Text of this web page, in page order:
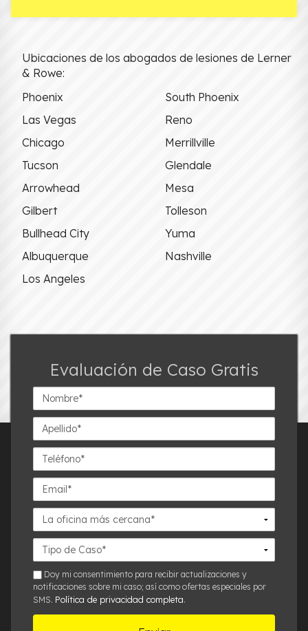
Ubicaciones de los abogados de lesiones de Lerner
& Rowe:
Phoenix
South Phoenix
Las Vegas
Reno
Chicago
Merrillville
Tucson
Glendale
Arrowhead
Mesa
Gilbert
Tolleson
Bullhead City
Yuma
Albuquerque
Nashville
Los Angeles
Evaluación de Caso Gratis
Nombre*
Apellido*
Teléfono*
Email*
La
oficina
más
cercana*
Detalles
del
Caso*
smsDoy mi consentimiento para recibir actualizaciones y
notificaciones sobre mi caso; así como ofertas especiales por
SMS. Política de privacidad completa.